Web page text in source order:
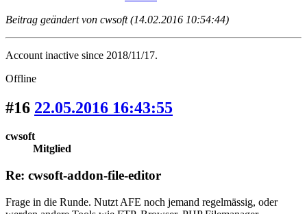
Beitrag geändert von cwsoft (14.02.2016 10:54:44)
Account inactive since 2018/11/17.
Offline
#16 22.05.2016 16:43:55
cwsoft
Mitglied
Re: cwsoft-addon-file-editor
Frage in die Runde. Nutzt AFE noch jemand regelmässig, oder